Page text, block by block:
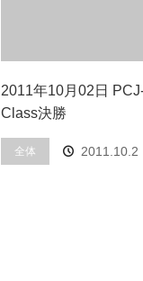
2011年10月02日
Class決勝
全体 2011.10.2